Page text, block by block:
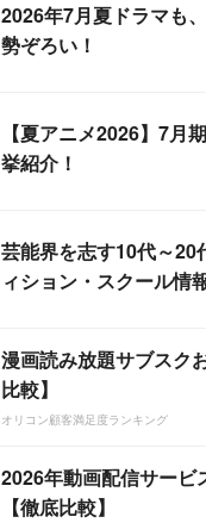
2026年7月夏ドラマも
勢ぞろい！
【夏アニメ2026】7月
挙紹介！
芸能界を志す10代～
ィション・スクール情
漫画読み放題サブスク
比較】
オリコン顧客満足度ランキング
2026年動画配信サービ
【徹底比較】